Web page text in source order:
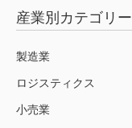
産業別カテゴリー
製造業
ロジスティクス
小売業